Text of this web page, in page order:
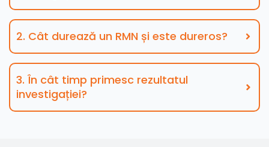
2. Cât durează un RMN și este dureros?
3. În cât timp primesc rezultatul
investigației?